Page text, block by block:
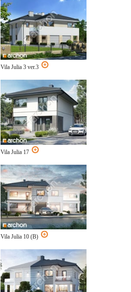
Vila Julia 3 ver.3
Vila Julia 17
Vila Julia 10 (B)